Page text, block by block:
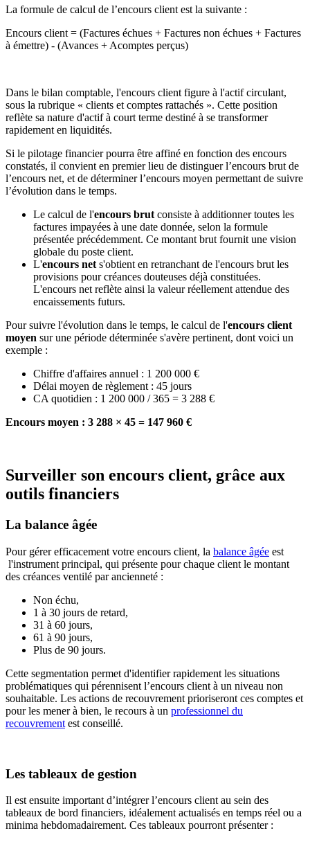
La formule de calcul de l’encours client est la suivante :
Encours client = (Factures échues + Factures non échues + Factures
à émettre) - (Avances + Acomptes perçus)
Dans le bilan comptable, l'encours client figure à l'actif circulant,
sous la rubrique « clients et comptes rattachés ». Cette position
reflète sa nature d'actif à court terme destiné à se transformer
rapidement en liquidités.
Si le pilotage financier pourra être affiné en fonction des encours
constatés, il convient en premier lieu de distinguer l’encours brut de
l’encours net, et de déterminer l’encours moyen permettant de suivre
l’évolution dans le temps.
Le calcul de l'encours brutconsiste à additionner toutes les
factures impayées à une date donnée, selon la formule
présentée précédemment. Ce montant brut fournit une vision
globale du poste client.
L'encours nets'obtient en retranchant de l'encours brut les
provisions pour créances douteuses déjà constituées.
L'encours net reflète ainsi la valeur réellement attendue des
encaissements futurs.
Pour suivre l'évolution dans le temps, le calcul de l'encours client
moyen sur une période déterminée s'avère pertinent, dont voici un
exemple :
Chiffre d'affaires annuel : 1 200 000 €
Délai moyen de règlement : 45 jours
CA quotidien : 1 200 000 / 365 = 3 288 €
Encours moyen : 3 288 × 45 = 147 960 €
Surveiller son encours client, grâce aux
outils financiers
La balance âgée
Pour gérer efficacement votre encours client, la balance âgée est
l'instrument principal, qui présente pour chaque client le montant
des créances ventilé par ancienneté :
Non échu,
1 à 30 jours de retard,
31 à 60 jours,
61 à 90 jours,
Plus de 90 jours.
Cette segmentation permet d'identifier rapidement les situations
problématiques qui pérennisent l’encours client à un niveau non
souhaitable. Les actions de recouvrement prioriseront ces comptes et
pour les mener à bien, le recours à un professionnel du
recouvrement est conseillé.
Les tableaux de gestion
Il est ensuite important d’intégrer l’encours client au sein des
tableaux de bord financiers, idéalement actualisés en temps réel ou a
minima hebdomadairement. Ces tableaux pourront présenter :